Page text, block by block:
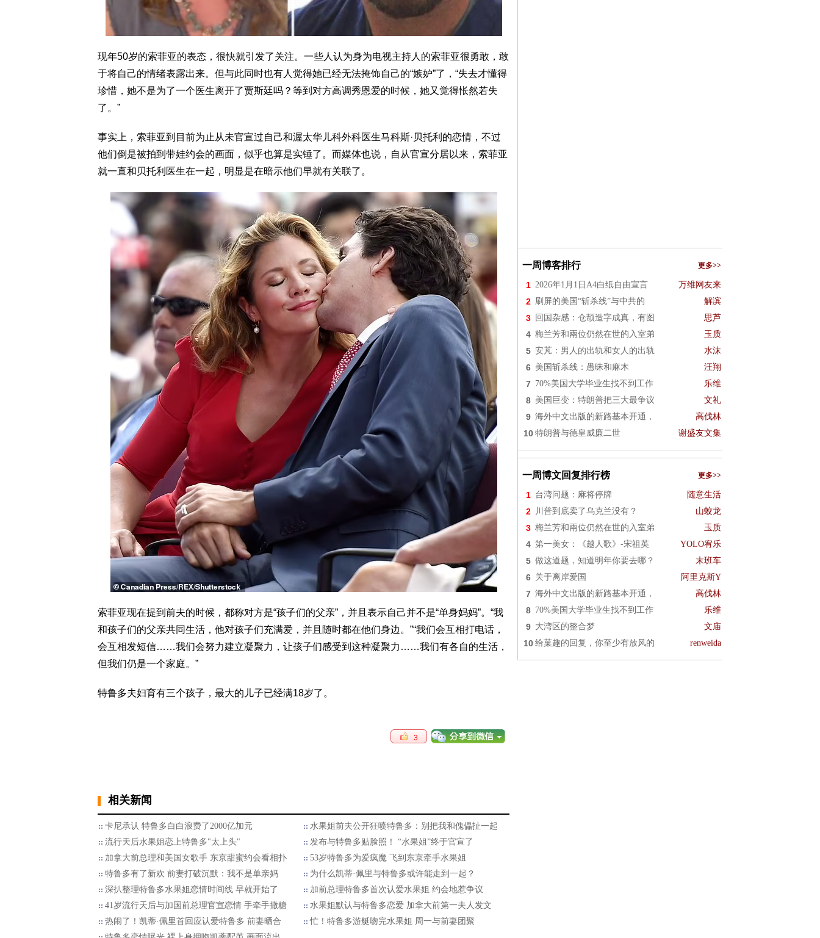
现年50岁的索菲亚的表态，很快就引发了关注。一些人认为身为电视主持人的索菲亚很勇敢，敢
于将自己的情绪表露出来。但与此同时也有人觉得她已经无法掩饰自己的“嫉妒”了，“失去才懂得
珍惜，她不是为了一个医生离开了贾斯廷吗？等到对方高调秀恩爱的时候，她又觉得怅然若失
了。”
事实上，索菲亚到目前为止从未官宣过自己和渥太华儿科外科医生马科斯·贝托利的恋情，不过
他们倒是被拍到带娃约会的画面，似乎也算是实锤了。而媒体也说，自从官宣分居以来，索菲亚
就一直和贝托利医生在一起，明显是在暗示他们早就有关联了。
索菲亚现在提到前夫的时候，都称对方是“孩子们的父亲”，并且表示自己并不是“单身妈妈”。“我
和孩子们的父亲共同生活，他对孩子们充满爱，并且随时都在他们身边。”“我们会互相打电话，
会互相发短信……我们会努力建立凝聚力，让孩子们感受到这种凝聚力……我们有各自的生活，
但我们仍是一个家庭。”
特鲁多夫妇育有三个孩子，最大的儿子已经满18岁了。
3
相关新闻
卡尼承认 特鲁多白白浪费了2000亿加元
水果姐前夫公开狂喷特鲁多：别把我和傀儡扯一起
流行天后水果姐恋上特鲁多"太上头"
发布与特鲁多贴脸照！ “水果姐”终于官宣了
加拿大前总理和美国女歌手 东京甜蜜约会看相扑
53岁特鲁多为爱疯魔 飞到东京牵手水果姐
特鲁多有了新欢 前妻打破沉默：我不是单亲妈
为什么凯蒂·佩里与特鲁多或许能走到一起？
深扒整理特鲁多水果姐恋情时间线 早就开始了
加前总理特鲁多首次认爱水果姐 约会地惹争议
41岁流行天后与加国前总理官宣恋情 手牵手撒糖
水果姐默认与特鲁多恋爱 加拿大前第一夫人发文
热闹了！凯蒂·佩里首回应认爱特鲁多 前妻晒合
忙！特鲁多游艇吻完水果姐 周一与前妻团聚
一周博客排行 更多>>
1 2026年1月1日A4白纸自由宣言 万维网友来
2 刷屏的美国“斩杀线”与中共的 解滨
3 回国杂感：仓颉造字成真，有图 思芦
4 梅兰芳和兩位仍然在世的入室弟 玉质
5 安芃：男人的出轨和女人的出轨 水沫
6 美国斩杀线：愚昧和麻木 汪翔
7 70%美国大学毕业生找不到工作 乐维
8 美国巨变：特朗普把三大最争议 文礼
9 海外中文出版的新路基本开通， 高伐林
10 特朗普与德皇威廉二世 谢盛友文集
一周博文回复排行榜 更多>>
1 台湾问题：麻将停牌 随意生活
2 川普到底卖了乌克兰没有？ 山蛟龙
3 梅兰芳和兩位仍然在世的入室弟 玉质
4 第一美女：《越人歌》-宋祖英 YOLO宥乐
5 做这道题，知道明年你要去哪？ 末班车
6 关于离岸爱国 阿里克斯Y
7 海外中文出版的新路基本开通， 高伐林
8 70%美国大学毕业生找不到工作 乐维
9 大湾区的整合梦 文庙
10 给菓趣的回复，你至少有放风的 renweida